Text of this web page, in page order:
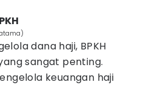
dana haji, BPKH
sangat penting.
keuangan haji